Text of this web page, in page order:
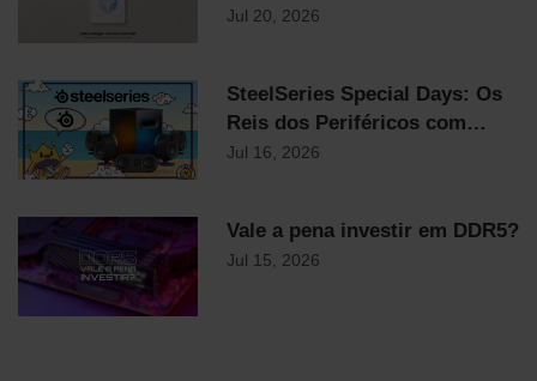
Jul 20, 2026
SteelSeries Special Days: Os
Reis dos Periféricos com
Descontos Flash Até
Jul 16, 2026
Vale a pena investir em DDR5?
Jul 15, 2026